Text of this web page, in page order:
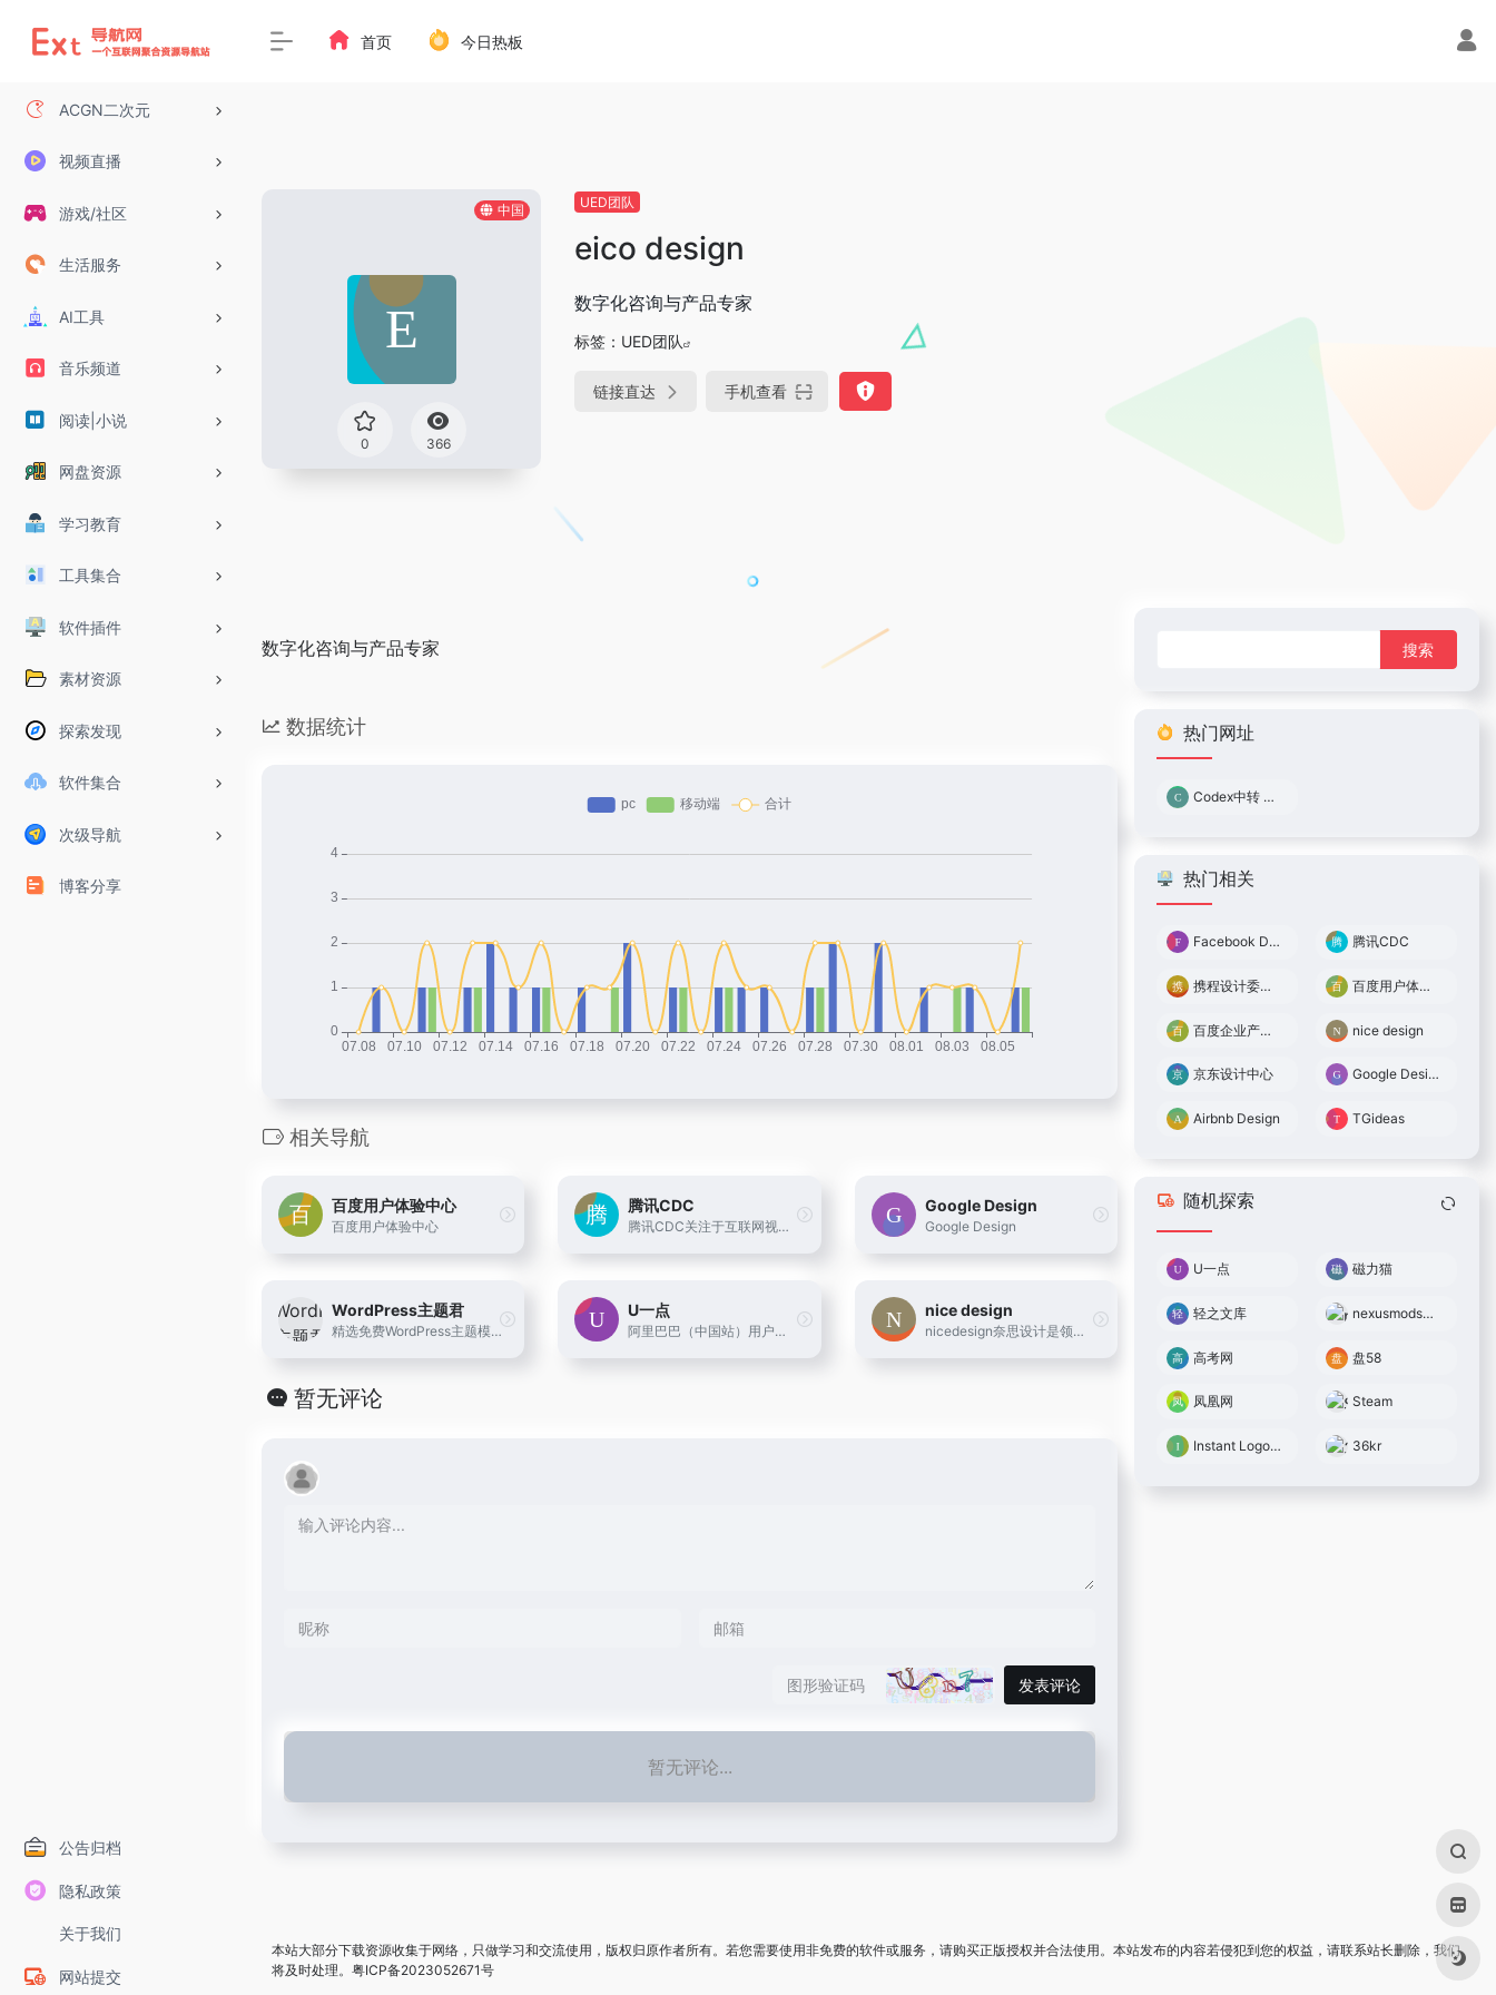
ACGN二次元
视频直播
游戏/社区
生活服务
AI工具
音乐频道
阅读|小说
网盘资源
学习教育
工具集合
软件插件
素材资源
探索发现
软件集合
次级导航
博客分享
公告归档
隐私政策
关于我们
网站提交
首页 今日热板
中国
0 366
UED团队
eico design
数字化咨询与产品专家
标签： UED团队
链接直达 手机查看
数字化咨询与产品专家
数据统计
相关导航
百度用户体验中心
百度用户体验中心
腾讯CDC
腾讯CDC关注于互联网视觉设计、交互设计、用户研究、前端开发。
Google Design
Google Design
WordPress主题君
精选免费WordPress主题模板下载
U一点
阿里巴巴（中国站）用户体验设计部博客U一点设计 UED团队
nice design
nicedesign奈思设计是领先的用户体验设计与互联网品牌建设公司
暂无评论
发表评论
暂无评论...
热门网址
Codex中转 0.05倍率
热门相关
Facebook Design 腾讯CDC
携程设计委员会 百度用户体验中心
百度企业产品用户体验中心 nice design
京东设计中心 Google Design
Airbnb Design TGideas
随机探索
U一点 磁力猫
轻之文库 nexusmods（n网）
高考网 盘58
凤凰网 Steam
Instant Logo Search 36kr
本站大部分下载资源收集于网络，只做学习和交流使用，版权归原作者所有。若您需要使用非免费的软件或服务，请购买正版授权并合法使用。本站发布的内容若侵犯到您的权益，请联系站长删除，我们
将及时处理。 粤ICP备2023052671号